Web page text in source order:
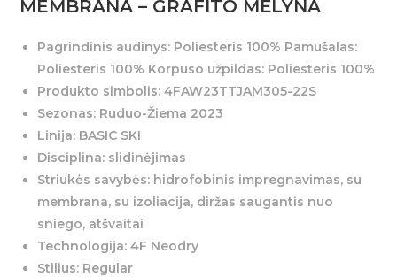
MEMBRANA – GRAFITO MĖLYNA
Pagrindinis audinys: Poliesteris 100% Pamušalas:
Poliesteris 100% Korpuso užpildas: Poliesteris 100%
Produkto simbolis: 4FAW23TTJAM305-22S
Sezonas: Ruduo-Žiema 2023
Linija: BASIC SKI
Disciplina: slidinėjimas
Striukės savybės: hidrofobinis impregnavimas, su
membrana, su izoliacija, diržas saugantis nuo
sniego, atšvaitai
Technologija: 4F Neodry
Stilius: Regular